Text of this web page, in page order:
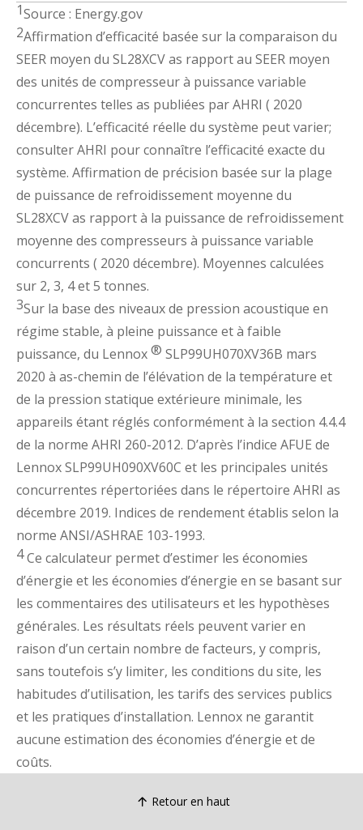
1Source : Energy.gov
2Affirmation d’efficacité basée sur la comparaison du
SEER moyen du SL28XCV as rapport au SEER moyen
des unités de compresseur à puissance variable
concurrentes telles as publiées par AHRI ( 2020
décembre). L’efficacité réelle du système peut varier;
consulter AHRI pour connaître l’efficacité exacte du
système. Affirmation de précision basée sur la plage
de puissance de refroidissement moyenne du
SL28XCV as rapport à la puissance de refroidissement
moyenne des compresseurs à puissance variable
concurrents ( 2020 décembre). Moyennes calculées
sur 2, 3, 4 et 5 tonnes.
3Sur la base des niveaux de pression acoustique en
régime stable, à pleine puissance et à faible
puissance, du Lennox® SLP99UH070XV36B mars
2020 à as-chemin de l’élévation de la température et
de la pression statique extérieure minimale, les
appareils étant réglés conformément à la section 4.4.4
de la norme AHRI 260-2012. D’après l’indice AFUE de
Lennox SLP99UH090XV60C et les principales unités
concurrentes répertoriées dans le répertoire AHRI as
décembre 2019. Indices de rendement établis selon la
norme ANSI/ASHRAE 103-1993.
4Ce calculateur permet d’estimer les économies
d’énergie et les économies d’énergie en se basant sur
les commentaires des utilisateurs et les hypothèses
générales. Les résultats réels peuvent varier en
raison d’un certain nombre de facteurs, y compris,
sans toutefois s’y limiter, les conditions du site, les
habitudes d’utilisation, les tarifs des services publics
et les pratiques d’installation. Lennox ne garantit
aucune estimation des économies d’énergie et de
coûts.
Retour en haut